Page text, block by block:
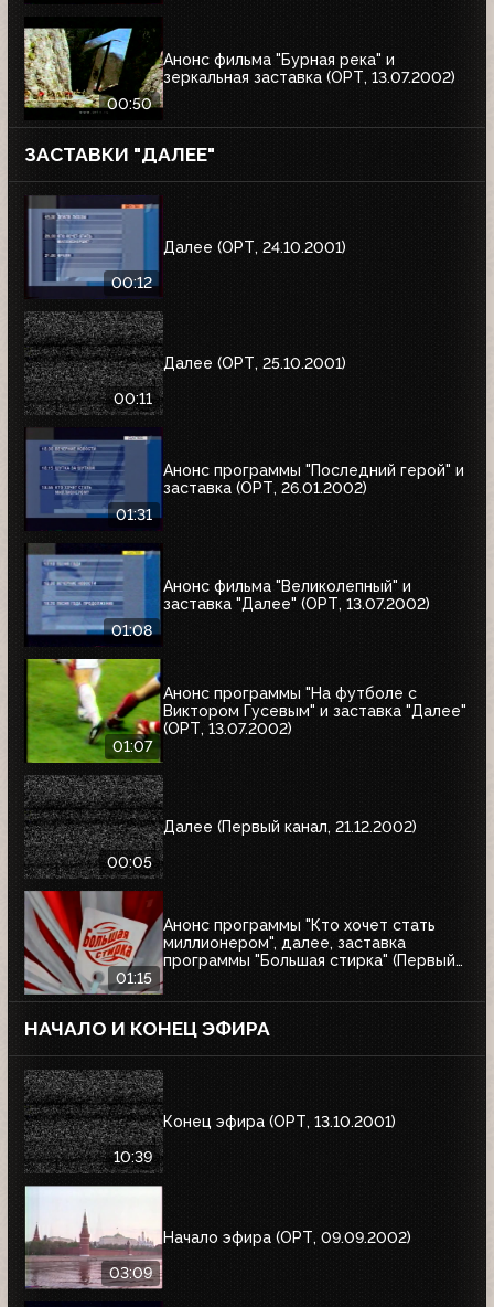
00:50
Анонс фильма "Бурная река" и
зеркальная заставка (ОРТ, 13.07.2002)
ЗАСТАВКИ "ДАЛЕЕ"
00:12
Далее (ОРТ, 24.10.2001)
00:11
Далее (ОРТ, 25.10.2001)
01:31
Анонс программы "Последний герой" и
заставка (ОРТ, 26.01.2002)
01:08
Анонс фильма "Великолепный" и
заставка "Далее" (ОРТ, 13.07.2002)
01:07
Анонс программы "На футболе с
Виктором Гусевым" и заставка "Далее"
(ОРТ, 13.07.2002)
00:05
Далее (Первый канал, 21.12.2002)
01:15
Анонс программы "Кто хочет стать
миллионером", далее, заставка
программы "Большая стирка" (Первый
НАЧАЛО И КОНЕЦ ЭФИРА
10:39
Конец эфира (ОРТ, 13.10.2001)
03:09
Начало эфира (ОРТ, 09.09.2002)